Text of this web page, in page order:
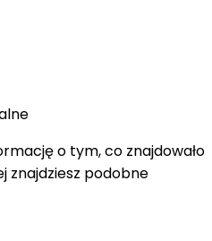
o tym, co znajdowało
znajdziesz podobne